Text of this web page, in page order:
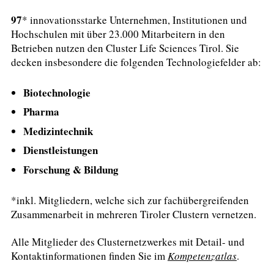
97* innovationsstarke Unternehmen, Institutionen und
Hochschulen mit über 23.000 Mitarbeitern in den
Betrieben nutzen den Cluster Life Sciences Tirol. Sie
decken insbesondere die folgenden Technologiefelder ab:
Biotechnologie
Pharma
Medizintechnik
Dienstleistungen
Forschung & Bildung
*inkl. Mitgliedern, welche sich zur fachübergreifenden
Zusammenarbeit in mehreren Tiroler Clustern vernetzen.
Alle Mitglieder des Clusternetzwerkes mit Detail- und
Kontaktinformationen finden Sie imKompetenzatlas.